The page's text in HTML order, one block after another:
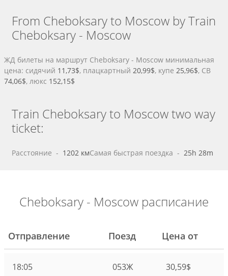
From Cheboksary to Moscow by Train
Cheboksary - Moscow
ЖД билеты на маршрут Cheboksary - Moscow минимальная
цена: сидячий 11,73$, плацкартный 20,99$, купе 25,96$, СВ
74,06$, люкс 152,15$
Train Cheboksary to Moscow two way
ticket:
Расстояние - 1202 кмСамая быстрая поездка - 25h 28m
Cheboksary - Moscow расписание
Отправление Поезд Цена от
18:05 053Ж 30,59$